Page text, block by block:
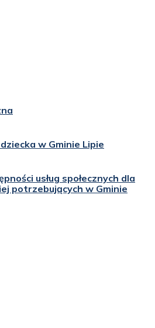
w Gminie Lipie
usług społecznych dla
potrzebujących w Gminie